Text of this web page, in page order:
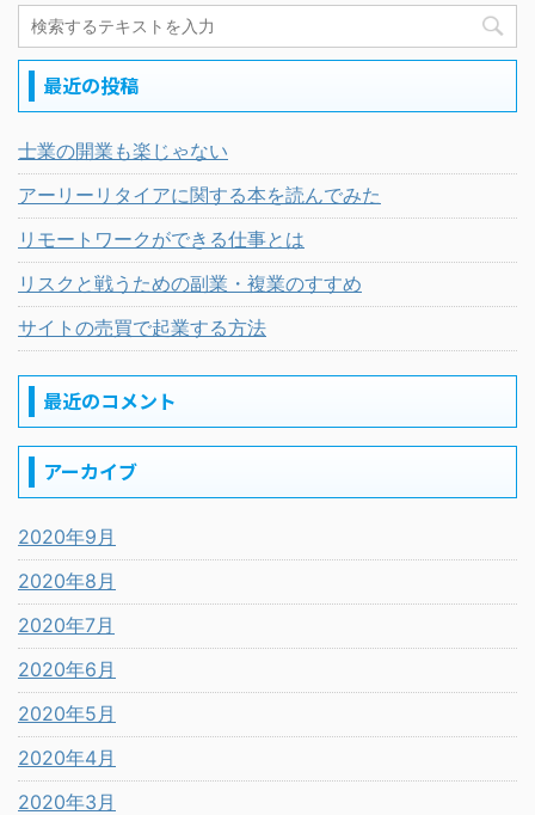
最近の投稿
士業の開業も楽じゃない
アーリーリタイアに関する本を読んでみた
リモートワークができる仕事とは
リスクと戦うための副業・複業のすすめ
サイトの売買で起業する方法
最近のコメント
アーカイブ
2020年9月
2020年8月
2020年7月
2020年6月
2020年5月
2020年4月
2020年3月